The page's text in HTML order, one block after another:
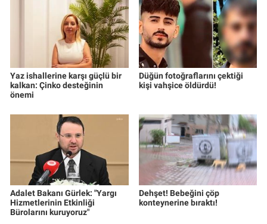
Yaz ishallerine karşı güçlü bir
kalkan: Çinko desteğinin
önemi
Düğün fotoğraflarını çektiği
kişi vahşice öldürdü!
Adalet Bakanı Gürlek: "Yargı
Hizmetlerinin Etkinliği
Bürolarını kuruyoruz"
Dehşet! Bebeğini çöp
konteynerine bıraktı!